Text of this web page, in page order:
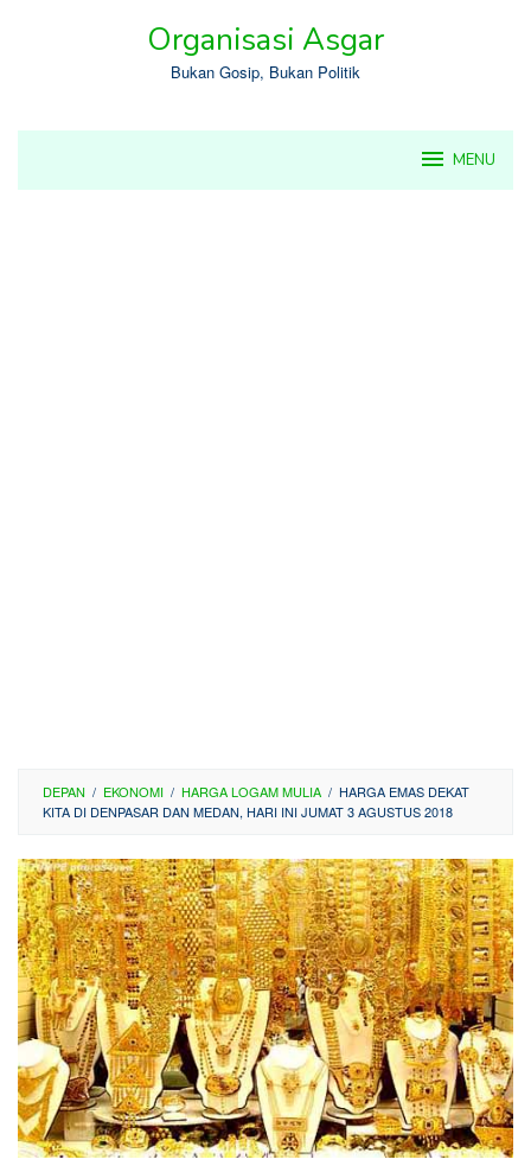
Organisasi Asgar
Bukan Gosip, Bukan Politik
MENU
DEPAN / EKONOMI / HARGA LOGAM MULIA / HARGA EMAS DEKAT
KITA DI DENPASAR DAN MEDAN, HARI INI JUMAT 3 AGUSTUS 2018